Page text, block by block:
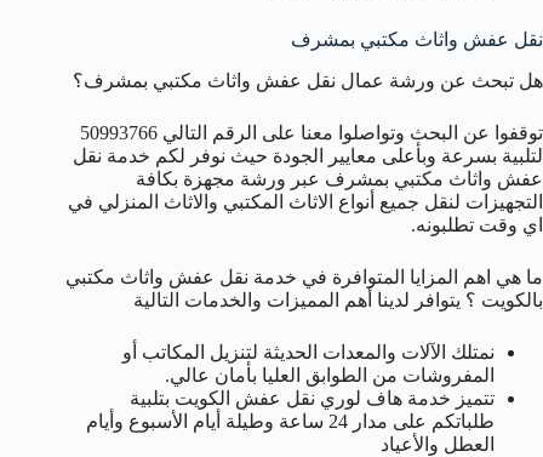
نقل عفش واثاث مكتبي بمشرف
هل تبحث عن ورشة عمال نقل عفش واثاث مكتبي بمشرف؟
توقفوا عن البحث وتواصلوا معنا على الرقم التالي 50993766
لتلبية بسرعة وبأعلى معايير الجودة حيث نوفر لكم خدمة نقل
عفش واثاث مكتبي بمشرف عبر ورشة مجهزة بكافة
التجهيزات لنقل جميع أنواع الاثاث المكتبي والاثاث المنزلي في
اي وقت تطلبونه.
ما هي اهم المزايا المتوافرة في خدمة نقل عفش واثاث مكتبي
بالكويت ؟ يتوافر لدينا أهم المميزات والخدمات التالية
نمتلك الآلات والمعدات الحديثة لتنزيل المكاتب أو
المفروشات من الطوابق العليا بأمان عالي.
تتميز خدمة هاف لوري نقل عفش الكويت بتلبية
طلباتكم على مدار 24 ساعة وطيلة أيام الأسبوع وأيام
العطل والأعياد